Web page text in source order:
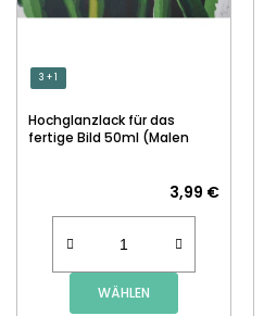
3 + 1
Hochglanzlack für das
fertige Bild 50ml (Malen
3,99 €
WÄHLEN